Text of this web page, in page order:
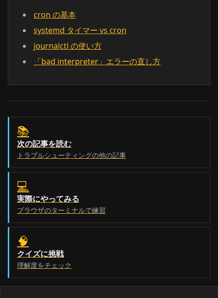
cron の基本
systemd タイマー vs cron
journalctl の使い方
「bad interpreter」エラーの直し方
📚
次の記事を読む
トラブルシューティングの他の記事
💻
実際にやってみる
ブラウザのターミナルで練習
🧠
クイズに挑戦
理解度をチェック